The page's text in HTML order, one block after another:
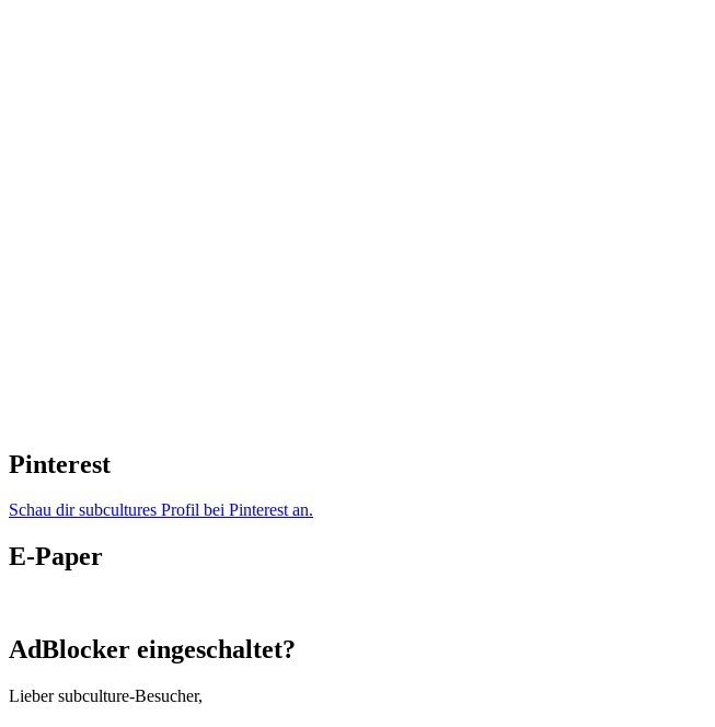
Pinterest
Schau dir subcultures Profil bei Pinterest an.
E-Paper
AdBlocker eingeschaltet?
Lieber subculture-Besucher,